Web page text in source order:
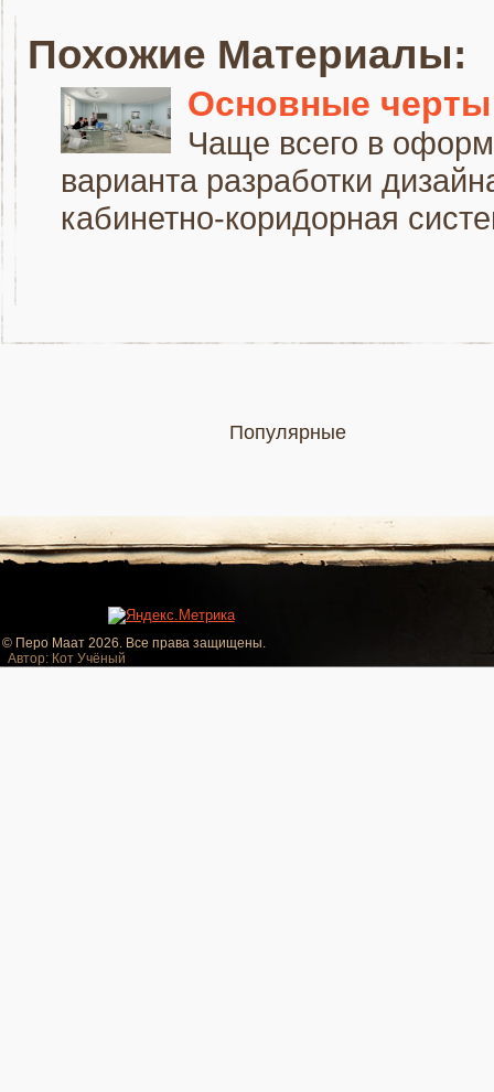
Похожие Материалы:
Основные
Чаще всего в
варианта разработки
кабинетно-коридорная
Популярные
© Перо Маат 2026. Все права защищены.
Автор: Кот Учёный